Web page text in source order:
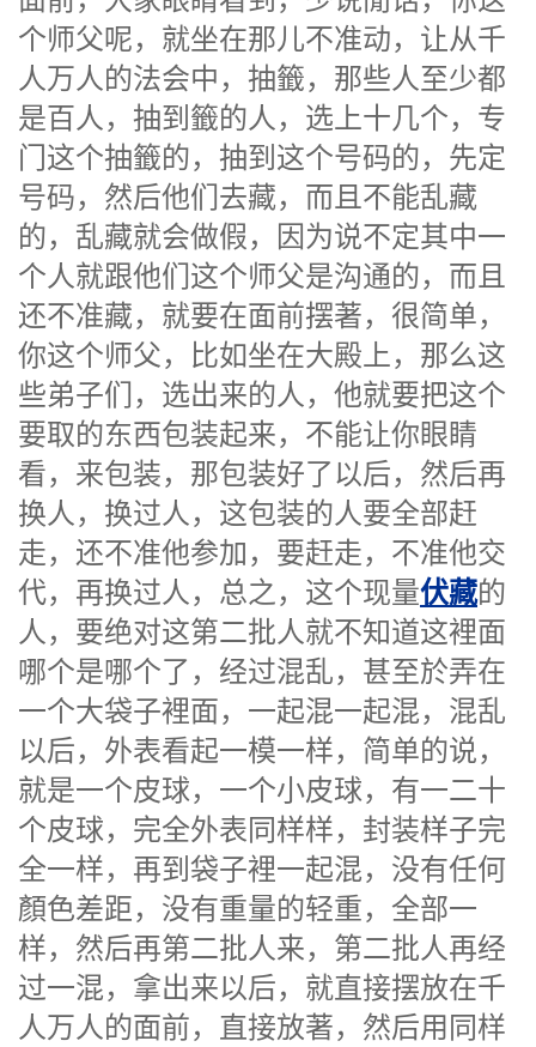
个师父呢，就坐在那儿不准动，让从千
人万人的法会中，抽籤，那些人至少都
是百人，抽到籤的人，选上十几个，专
门这个抽籤的，抽到这个号码的，先定
号码，然后他们去藏，而且不能乱藏
的，乱藏就会做假，因为说不定其中一
个人就跟他们这个师父是沟通的，而且
还不准藏，就要在面前摆著，很简单，
你这个师父，比如坐在大殿上，那么这
些弟子们，选出来的人，他就要把这个
要取的东西包装起来，不能让你眼睛
看，来包装，那包装好了以后，然后再
换人，换过人，这包装的人要全部赶
走，还不准他参加，要赶走，不准他交
代，再换过人，总之，这个现量伏藏的
人，要绝对这第二批人就不知道这裡面
哪个是哪个了，经过混乱，甚至於弄在
一个大袋子裡面，一起混一起混，混乱
以后，外表看起一模一样，简单的说，
就是一个皮球，一个小皮球，有一二十
个皮球，完全外表同样样，封装样子完
全一样，再到袋子裡一起混，没有任何
顏色差距，没有重量的轻重，全部一
样，然后再第二批人来，第二批人再经
过一混，拿出来以后，就直接摆放在千
人万人的面前，直接放著，然后用同样